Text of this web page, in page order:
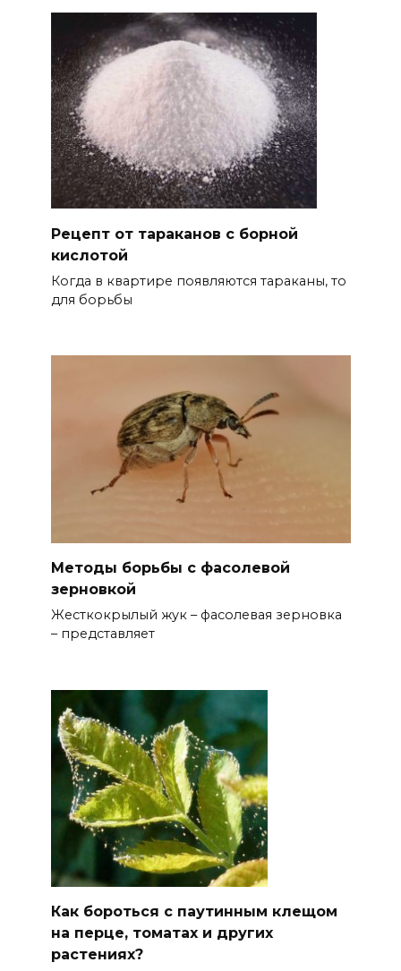
Рецепт от тараканов с борной
кислотой
Когда в квартире появляются тараканы, то
для борьбы
Методы борьбы с фасолевой
зерновкой
Жесткокрылый жук – фасолевая зерновка
– представляет
Как бороться с паутинным клещом
на перце, томатах и других
растениях?